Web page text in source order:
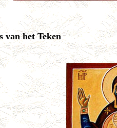
van het Teken